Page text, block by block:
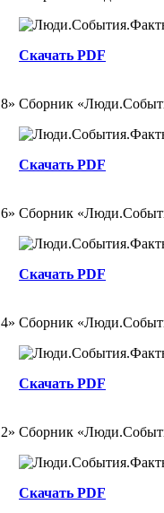
Скачать PDF
Сборник
Скачать PDF
Сборник
Скачать PDF
Сборник
Скачать PDF
Сборник
Скачать PDF